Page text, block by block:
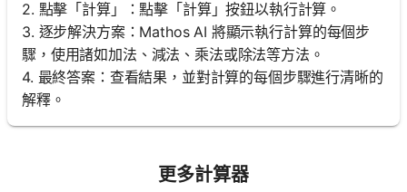
2. 點擊「計算」：點擊「計算」按鈕以執行計算。
3. 逐步解決方案：Mathos AI 將顯示執行計算的每個步
驟，使用諸如加法、減法、乘法或除法等方法。
4. 最終答案：查看結果，並對計算的每個步驟進行清晰的
解釋。
更多計算器